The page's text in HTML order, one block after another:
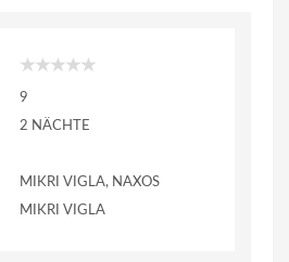
9
2 NÄCHTE
MIKRI VIGLA, NAXOS
MIKRI VIGLA